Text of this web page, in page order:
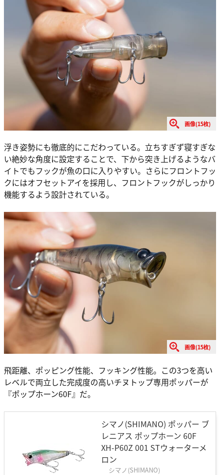
画像(15枚)
浮き姿勢にも徹底的にこだわっている。立ちすぎず寝すぎな
い絶妙な角度に設定することで、下から突き上げるようなバ
イトでもフックが魚の口に入りやすい。さらにフロントフッ
クにはオフセットアイを採用し、フロントフックがしっかり
機能するよう設計されている。
画像(15枚)
飛距離、ポッピング性能、フッキング性能。この3つを高い
レベルで両立した完成度の高いチヌトップ専用ポッパーが
『ポップホーン60F』だ。
シマノ(SHIMANO) ポッパー ブ
レニアス ポップホーン 60F
XH-P60Z 001 STウォーターメ
ロン
シマノ(SHIMANO)